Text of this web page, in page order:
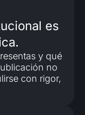
es
y qué
no
con rigor,